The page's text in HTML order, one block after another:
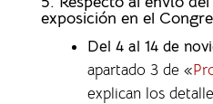
exposición en el
Del 4 al 14 de
apartado 3 de «
explican los